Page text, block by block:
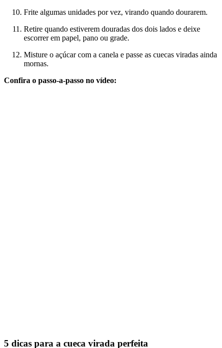
Frite algumas unidades por vez, virando quando dourarem.
Retire quando estiverem douradas dos dois lados e deixe
escorrer em papel, pano ou grade.
Misture o açúcar com a canela e passe as cuecas viradas ainda
mornas.
Confira o passo-a-passo no vídeo:
5 dicas para a cueca virada perfeita